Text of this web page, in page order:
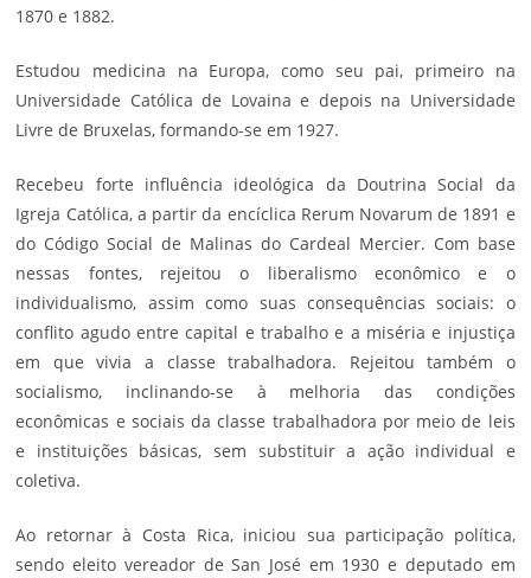
1870 e 1882.
Estudou medicina na Europa, como seu pai, primeiro na
Universidade Católica de Lovaina e depois na Universidade
Livre de Bruxelas, formando-se em 1927.
Recebeu forte influência ideológica da Doutrina Social da
Igreja Católica, a partir da encíclica Rerum Novarum de 1891 e
do Código Social de Malinas do Cardeal Mercier. Com base
nessas fontes, rejeitou o liberalismo econômico e o
individualismo, assim como suas consequências sociais: o
conflito agudo entre capital e trabalho e a miséria e injustiça
em que vivia a classe trabalhadora. Rejeitou também o
socialismo, inclinando-se à melhoria das condições
econômicas e sociais da classe trabalhadora por meio de leis
e instituições básicas, sem substituir a ação individual e
coletiva.
Ao retornar à Costa Rica, iniciou sua participação política,
sendo eleito vereador de San José em 1930 e deputado em